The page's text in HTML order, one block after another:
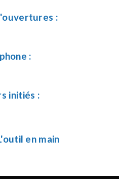
:
:
initiés :
en main